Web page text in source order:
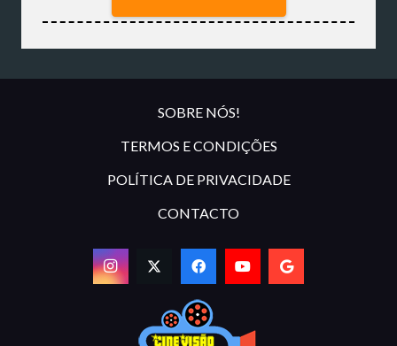
SOBRE NÓS!
TERMOS E CONDIÇÕES
POLÍTICA DE PRIVACIDADE
CONTACTO